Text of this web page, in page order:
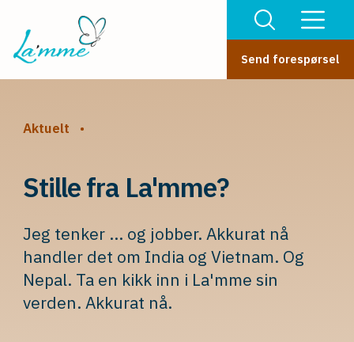
Send forespørsel
Aktuelt •
Stille fra La'mme?
Jeg tenker ... og jobber. Akkurat nå
handler det om India og Vietnam. Og
Nepal. Ta en kikk inn i La'mme sin
verden. Akkurat nå.